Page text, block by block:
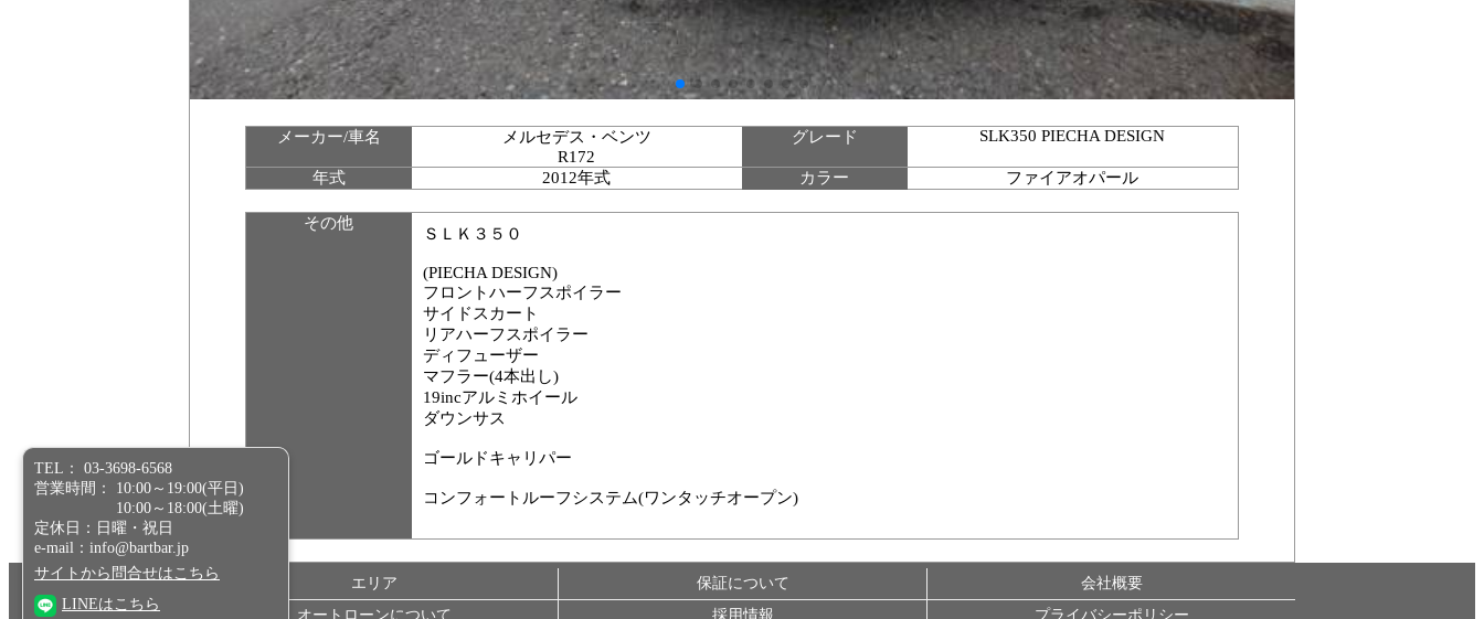
メーカー/車名
メルセデス・ベンツ
R172
グレード SLK350 PIECHA DESIGN
年式 2012年式 カラー ファイアオパール
その他
ＳＬＫ３５０
(PIECHA DESIGN)
フロントハーフスポイラー
サイドスカート
リアハーフスポイラー
ディフューザー
マフラー(4本出し)
19incアルミホイール
ダウンサス
ゴールドキャリパー
コンフォートルーフシステム(ワンタッチオープン)
エリア 保証について
会社概要
オートローンについて
採用情報 プライバシーポリシー
TEL： 03-3698-6568
営業時間： 10:00～19:00(平日)
10:00～18:00(土曜)
定休日：日曜・祝日
e-mail：info@bartbar.jp
サイトから問合せはこちら
LINEはこちら